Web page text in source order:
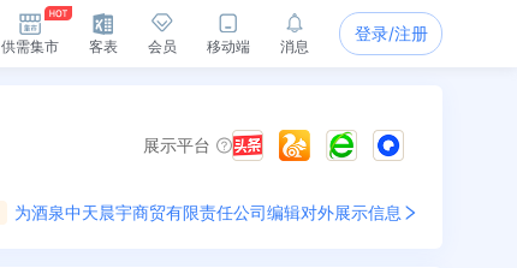
供需集市 客表 会员 移动端 消息
登录/注册
展示平台
为酒泉中天晨宇商贸有限责任公司编辑对外展示信息